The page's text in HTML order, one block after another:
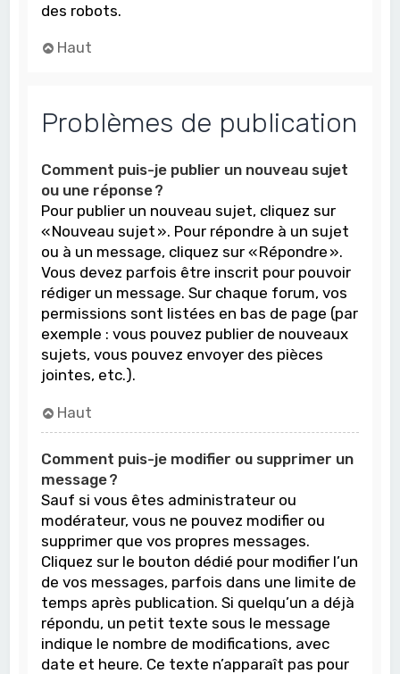
des robots.
Haut
Problèmes de publication
Comment puis-je publier un nouveau sujet
ou une réponse ?
Pour publier un nouveau sujet, cliquez sur
« Nouveau sujet ». Pour répondre à un sujet
ou à un message, cliquez sur « Répondre ».
Vous devez parfois être inscrit pour pouvoir
rédiger un message. Sur chaque forum, vos
permissions sont listées en bas de page (par
exemple : vous pouvez publier de nouveaux
sujets, vous pouvez envoyer des pièces
jointes, etc.).
Haut
Comment puis-je modifier ou supprimer un
message ?
Sauf si vous êtes administrateur ou
modérateur, vous ne pouvez modifier ou
supprimer que vos propres messages.
Cliquez sur le bouton dédié pour modifier l’un
de vos messages, parfois dans une limite de
temps après publication. Si quelqu’un a déjà
répondu, un petit texte sous le message
indique le nombre de modifications, avec
date et heure. Ce texte n’apparaît pas pour